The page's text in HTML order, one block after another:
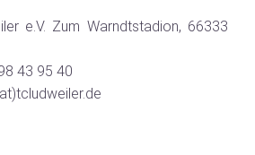
e.V. Zum Warndtstadion, 66333
43 95 40